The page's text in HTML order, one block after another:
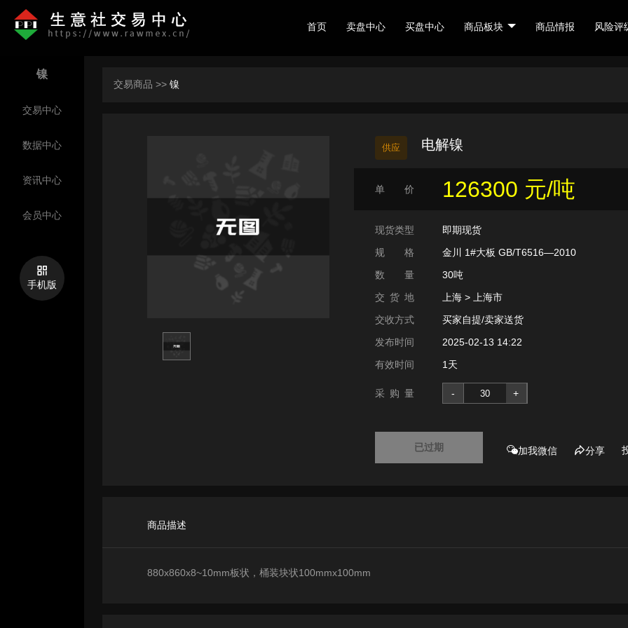
首页 卖盘中心 买盘中心 商品板块 商品情报 风险评
镍
交易中心
数据中心
资讯中心
会员中心
手机版
交易商品 >> 镍
供应 电解镍
单 价 126300 元/吨
现货类型
即期现货
规 格
金川 1#大板 GB/T6516—2010
数 量
30吨
交 货 地
上海 > 上海市
交收方式
买家自提/卖家送货
发布时间
2025-02-13 14:22
有效时间
1天
采 购 量 - +
已过期 加我微信 分享
商品描述
880x860x8~10mm板状，桶装块状100mmx100mm
网盛撮合服务号
© 网盛大宗 版权所有 | 浙ICP备